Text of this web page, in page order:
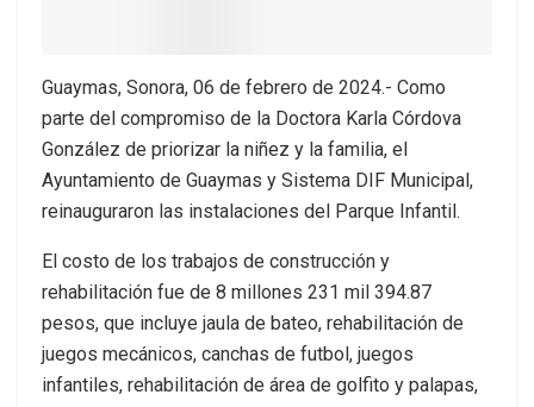
Guaymas, Sonora, 06 de febrero de 2024.- Como
parte del compromiso de la Doctora Karla Córdova
González de priorizar la niñez y la familia, el
Ayuntamiento de Guaymas y Sistema DIF Municipal,
reinauguraron las instalaciones del Parque Infantil.
El costo de los trabajos de construcción y
rehabilitación fue de 8 millones 231 mil 394.87
pesos, que incluye jaula de bateo, rehabilitación de
juegos mecánicos, canchas de futbol, juegos
infantiles, rehabilitación de área de golfito y palapas,